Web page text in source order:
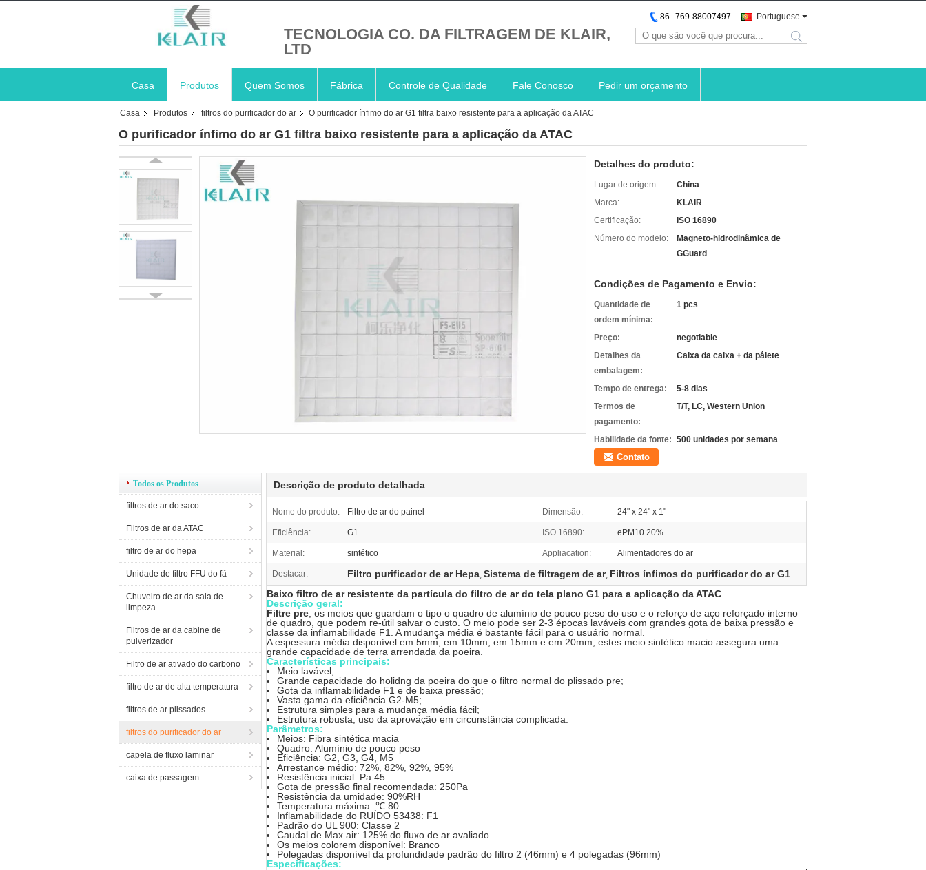
TECNOLOGIA CO. DA FILTRAGEM DE KLAIR,
LTD
Portuguese
86--769-88007497
search
Casa Produtos Quem Somos Fábrica Controle de Qualidade Fale Conosco Pedir um orçamento
Casa Produtos filtros do purificador do ar O purificador ínfimo do ar G1 filtra baixo resistente para a aplicação da ATAC
O purificador ínfimo do ar G1 filtra baixo resistente para a aplicação da ATAC
Detalhes do produto:
Lugar de origem:
China
Marca:
KLAIR
Certificação:
ISO 16890
Número do modelo:
Magneto-hidrodinâmica de
GGuard
Condições de Pagamento e Envio:
Quantidade de
ordem mínima:
1 pcs
Preço:
negotiable
Detalhes da
embalagem:
Caixa da caixa + da pálete
Tempo de entrega:
5-8 dias
Termos de
pagamento:
T/T, LC, Western Union
Habilidade da fonte: 500 unidades por semana
Contato
Todos os Produtos
filtros de ar do saco
Filtros de ar da ATAC
filtro de ar do hepa
Unidade de filtro FFU do fã
Chuveiro de ar da sala de
limpeza
Filtros de ar da cabine de
pulverizador
Filtro de ar ativado do carbono
filtro de ar de alta temperatura
filtros de ar plissados
filtros do purificador do ar
capela de fluxo laminar
caixa de passagem
Descrição de produto detalhada
Nome do produto: Filtro de ar do painel Dimensão: 24" x 24" x 1"
Eficiência: G1 ISO 16890: ePM10 20%
Material: sintético Appliacation: Alimentadores do ar
Destacar: Filtro purificador de ar Hepa, Sistema de filtragem de ar, Filtros ínfimos do purificador do ar G1
Baixo filtro de ar resistente da partícula do filtro de ar do tela plano G1 para a aplicação da ATAC
Descrição geral:
Filtre pre , os meios que guardam o tipo o quadro de alumínio de pouco peso do uso e o reforço de aço reforçado interno
de quadro, que podem re-útil salvar o custo. O meio pode ser 2-3 épocas laváveis com grandes gota de baixa pressão e
classe da inflamabilidade F1. A mudança média é bastante fácil para o usuário normal.
A espessura média disponível em 5mm, em 10mm, em 15mm e em 20mm, estes meio sintético macio assegura uma
grande capacidade de terra arrendada da poeira.
Características principais:
Meio lavável;
Grande capacidade do holidng da poeira do que o filtro normal do plissado pre;
Gota da inflamabilidade F1 e de baixa pressão;
Vasta gama da eficiência G2-M5;
Estrutura simples para a mudança média fácil;
Estrutura robusta, uso da aprovação em circunstância complicada.
Parâmetros:
Meios: Fibra sintética macia
Quadro: Alumínio de pouco peso
Eficiência: G2, G3, G4, M5
Arrestance médio: 72%, 82%, 92%, 95%
Resistência inicial: Pa 45
Gota de pressão final recomendada: 250Pa
Resistência da umidade: 90%RH
Temperatura máxima: ℃ 80
Inflamabilidade do RUÍDO 53438: F1
Padrão do UL 900: Classe 2
Caudal de Max.air: 125% do fluxo de ar avaliado
Os meios colorem disponível: Branco
Polegadas disponível da profundidade padrão do filtro 2 (46mm) e 4 polegadas (96mm)
Especificações: